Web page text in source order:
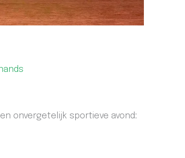
onvergetelijk sportieve avond: